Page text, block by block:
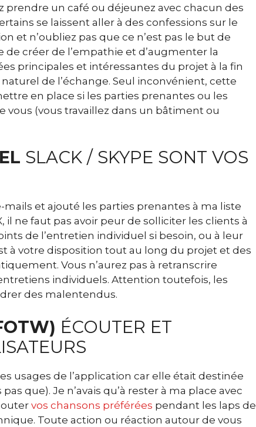
prendre un café ou déjeunez avec chacun des
se laissent aller à des confessions sur le
et n’oubliez pas que ce n’est pas le but de
de créer de l’empathie et d’augmenter la
principales et intéressantes du projet à la fin
de l’échange. Seul inconvénient, cette
en place si les parties prenantes ou les
vous (vous travaillez dans un bâtiment ou
SLACK / SKYPE SONT VOS
mails et ajouté les parties prenantes à ma liste
il ne faut pas avoir peur de solliciter les clients à
de l’entretien individuel si besoin, ou à leur
à votre disposition tout au long du projet et des
Vous n’aurez pas à retranscrire
individuels. Attention toutefois, les
des malentendus.
ÉCOUTER ET
usages de l’application car elle était destinée
que). Je n’avais qu’à rester à ma place avec
vos chansons préférées pendant les laps de
Toute action ou réaction autour de vous